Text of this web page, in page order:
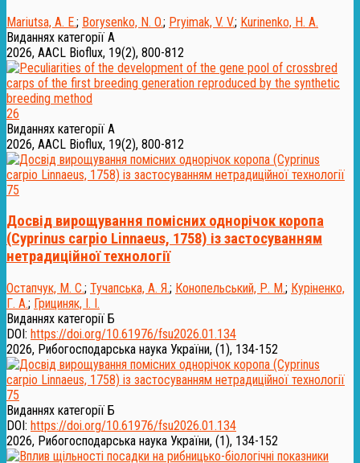
Mariutsa, A. E.; Borysenko, N. O.; Pryimak, V. V.; Kurinenko, H. A.
Виданнях категорії А
2026, AACL Bioflux, 19(2), 800-812
26
Виданнях категорії А
2026, AACL Bioflux, 19(2), 800-812
75
Досвід вирощування помісних однорічок коропа
(Cyprinus carpio Linnaeus, 1758) із застосуванням
нетрадиційної технології
Остапчук, М. С.; Тучапська, А. Я.; Конопельський, Р. М.; Куріненко,
Г. А.; Грициняк, І. І.
Виданнях категорії Б
DOI: https://doi.org/10.61976/fsu2026.01.134
2026, Рибогосподарська наука України, (1), 134-152
75
Виданнях категорії Б
DOI: https://doi.org/10.61976/fsu2026.01.134
2026, Рибогосподарська наука України, (1), 134-152